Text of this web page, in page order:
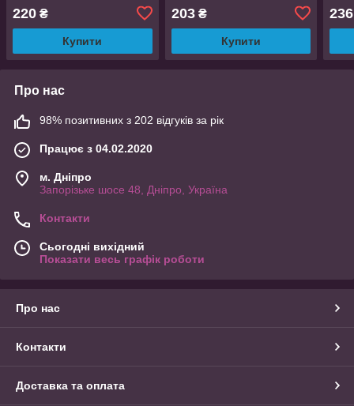
220 ₴
Купити
203₴
Купити
236
Про нас
98% позитивних з 202 відгуків за рік
Працює з 04.02.2020
м. Дніпро
Запорізьке шосе 48, Дніпро, Україна
Контакти
Сьогодні вихідний
Показати весь графік роботи
Про нас
Контакти
Доставка та оплата